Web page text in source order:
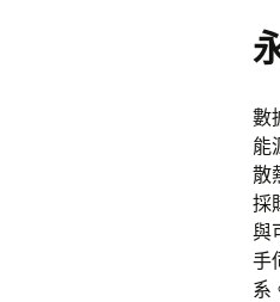
數
能
散
採
與
手
系